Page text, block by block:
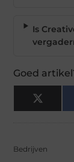
Is
Goed
X
Bedrijven